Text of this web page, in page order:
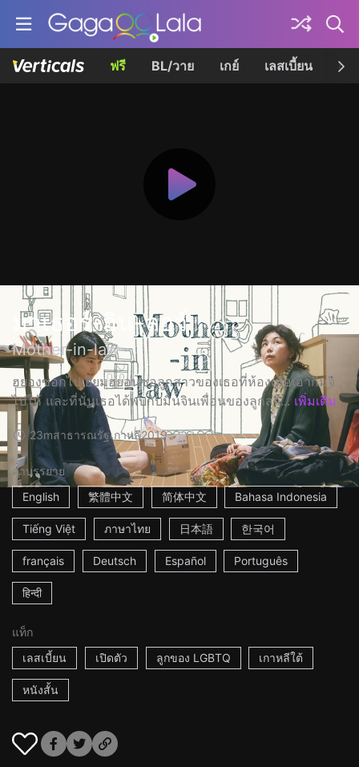
ฟรี BL/วาย เกย์ เลสเบี้ยน เค
มาเธอร์-อิน-ลอว์
Mother-in-law
ฮยองซอกไปเยี่ยมฮยอนซอลูกสาวของเธอที่ห้องเพื่อเอากิมจิ
ไปให้ และที่นั่นเธอได้พบกับมินจินเพื่อนของลูกสา... เพิ่มเติม
23mสาธารณรัฐเกาหลี2019
คำบรรยาย
English
繁體中文 简体中文 Bahasa Indonesia
Tiếng Việt ภาษาไทย 日本語 한국어
français Deutsch Español Português
हिन्दी
แท็ก
เลสเบี้ยน
เปิดตัว ลูกของ LGBTQ เกาหลีใต้
หนังสั้น